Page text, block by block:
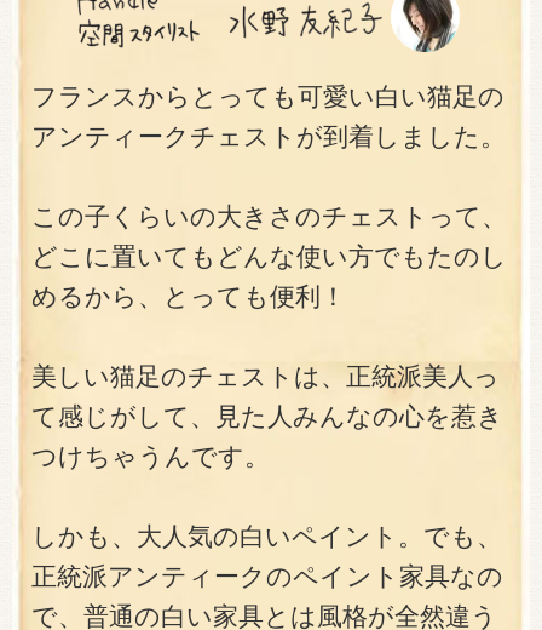
フランスからとっても可愛い白い猫足の
アンティークチェストが到着しました。
この子くらいの大きさのチェストって、
どこに置いてもどんな使い方でもたのし
めるから、とっても便利！
美しい猫足のチェストは、正統派美人っ
て感じがして、見た人みんなの心を惹き
つけちゃうんです。
しかも、大人気の白いペイント。でも、
正統派アンティークのペイント家具なの
で、普通の白い家具とは風格が全然違う